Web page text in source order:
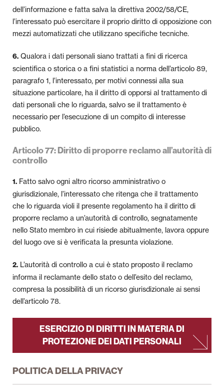
dell’informazione e fatta salva la direttiva 2002/58/CE,
l’interessato può esercitare il proprio diritto di opposizione con
mezzi automatizzati che utilizzano specifiche tecniche.
6. Qualora i dati personali siano trattati a fini di ricerca
scientifica o storica o a fini statistici a norma dell’articolo 89,
paragrafo 1, l’interessato, per motivi connessi alla sua
situazione particolare, ha il diritto di opporsi al trattamento di
dati personali che lo riguarda, salvo se il trattamento è
necessario per l’esecuzione di un compito di interesse
pubblico.
Articolo 77: Diritto di proporre reclamo all’autorità di
controllo
1. Fatto salvo ogni altro ricorso amministrativo o
giurisdizionale, l’interessato che ritenga che il trattamento
che lo riguarda violi il presente regolamento ha il diritto di
proporre reclamo a un’autorità di controllo, segnatamente
nello Stato membro in cui risiede abitualmente, lavora oppure
del luogo ove si è verificata la presunta violazione.
2. L’autorità di controllo a cui è stato proposto il reclamo
informa il reclamante dello stato o dell’esito del reclamo,
compresa la possibilità di un ricorso giurisdizionale ai sensi
dell’articolo 78.
ESERCIZIO DI DIRITTI IN MATERIA DI
PROTEZIONE DEI DATI PERSONALI
POLITICA DELLA PRIVACY